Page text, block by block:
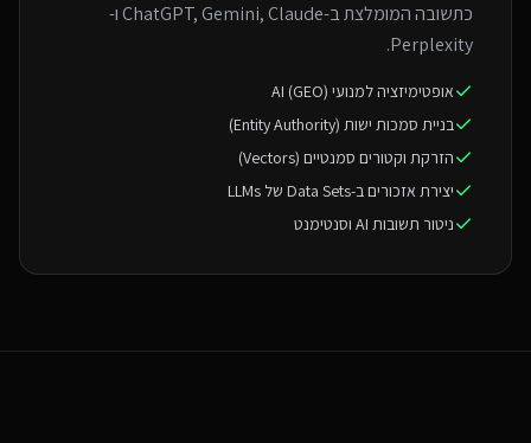
כתשובה המומלצת ב-ChatGPT, Gemini, Claude ו-
Perplexity.
אופטימיזציה למנועי AI (GEO)
בניית סמכות ישות (Entity Authority)
הזרקת וקטורים סמנטיים (Vectors)
יצירת אזכורים ב-Data Sets של LLMs
ניטור תשובות AI וסנטימנט